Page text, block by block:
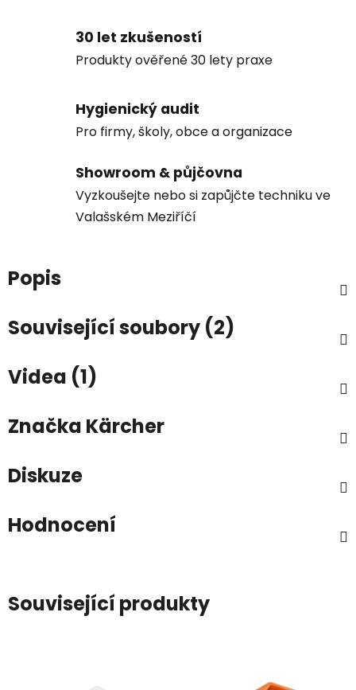
30 let zkušeností
Produkty ověřené 30 lety praxe
Hygienický audit
Pro firmy, školy, obce a organizace
Showroom & půjčovna
Vyzkoušejte nebo si zapůjčte techniku ve
Valašském Meziříčí
Popis
Související soubory (2)
Videa (1)
Značka Kärcher
Diskuze
Hodnocení
Související produkty